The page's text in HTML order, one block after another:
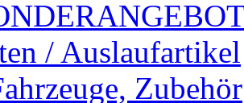
/ Auslaufartikel
Zubehör